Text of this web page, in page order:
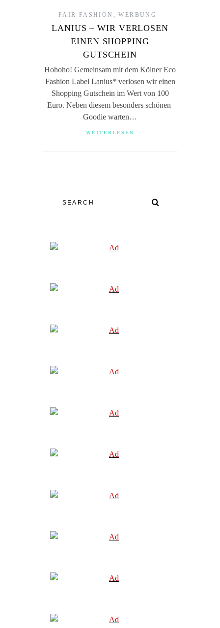
FAIR FASHION ,WERBUNG
LANIUS – WIR VERLOSEN
EINEN SHOPPING
GUTSCHEIN
Hohoho! Gemeinsam mit dem Kölner Eco
Fashion Label Lanius* verlosen wir einen
Shopping Gutschein im Wert von 100
Euro. Neben diesem besonders schönen
Goodie warten…
WEITERLESEN